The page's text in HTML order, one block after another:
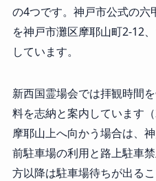
の4つです。神戸市公式の
を神戸市灘区摩耶山町2-12
しています。
新西国霊場会では拝観時間
料を志納と案内しています
摩耶山上へ向かう場合は、
前駐車場の利用と路上駐車
方以降は駐車場待ちが出る